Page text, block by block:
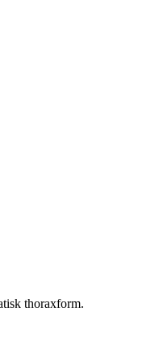
thoraxform.